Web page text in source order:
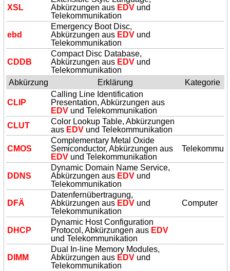
XSL
Abkürzungen aus EDV und
Telekommunikation
ebd
Emergency Boot Disc,
Abkürzungen aus EDV und
Telekommunikation
CDDB
Compact Disc Database,
Abkürzungen aus EDV und
Telekommunikation
Abkürzung
Erklärung Kategorie
CLIP
Calling Line Identification
Presentation, Abkürzungen aus
EDV und Telekommunikation
CLUT
Color Lookup Table, Abkürzungen
aus EDV und Telekommunikation
CMOS
Complementary Metal Oxide
Semiconductor, Abkürzungen aus
EDV und Telekommunikation
DDNS
Dynamic Domain Name Service,
Abkürzungen aus EDV und
Telekommunikation
DFÄ
Datenfernübertragung,
Abkürzungen aus EDV und
Telekommunikation
Computer
DHCP
Dynamic Host Configuration
Protocol, Abkürzungen aus EDV
und Telekommunikation
DIMM
Dual In-line Memory Modules,
Abkürzungen aus EDV und
Telekommunikation